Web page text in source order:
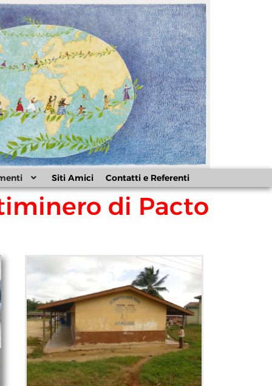
Siti Amici Contatti e Referenti
di Pacto